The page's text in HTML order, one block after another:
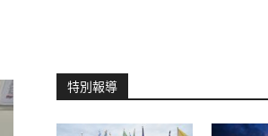
特別報導